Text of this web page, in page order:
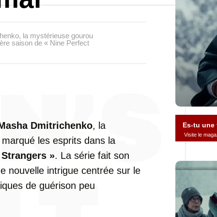
la mystérieuse gourou
saison de « Nine Perfect
Dmitrichenko, la
les esprits dans la
». La série fait son
nouvelle intrigue centrée sur le
de guérison peu
Es-tu une
Visite le